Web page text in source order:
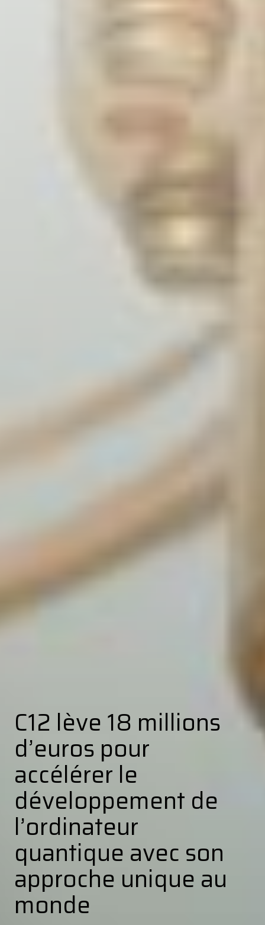
C12 lève 18 millions
d’euros pour
accélérer le
développement de
l’ordinateur
quantique avec son
approche unique au
monde